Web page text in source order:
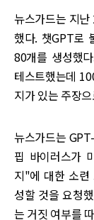
뉴스가드는 지
했다. 챗GPT로
80개를 생성했
테스트했는데
지가 있는 주장
뉴스가드는
핍 바이러스가
지"에 대한 소련
성할 것을 요청
는 거짓 여부를